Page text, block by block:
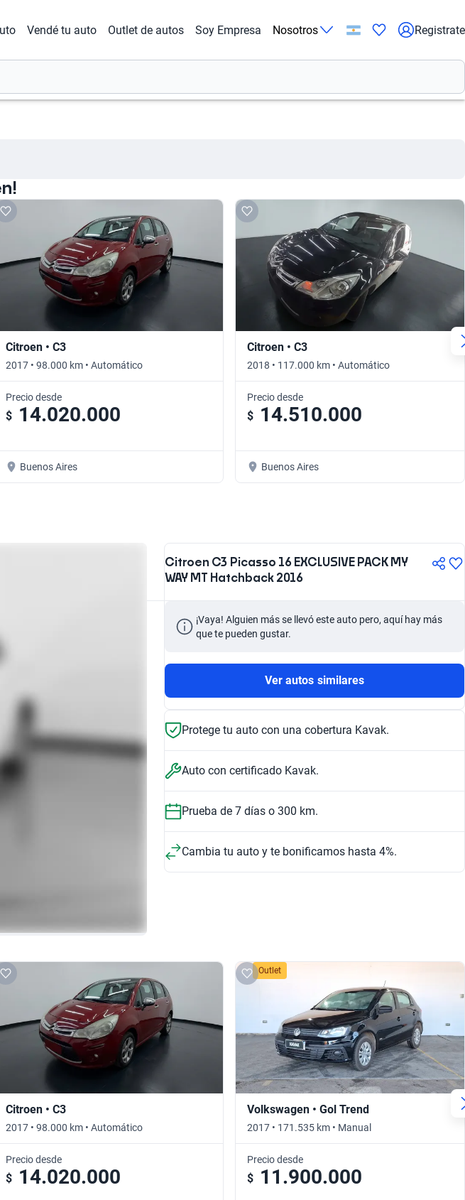
Vendé tu auto Outlet de autos Soy Empresa Nosotros Registrate
Citroen • C3
2017 • 98.000 km • Automático
Precio desde
$ 14.020.000
Buenos Aires
Citroen • C3
2018 • 117.000 km • Automático
Precio desde
$ 14.510.000
Buenos Aires
Citroen C3 Picasso 16 EXCLUSIVE PACK MY
WAY MT Hatchback 2016
¡Vaya! Alguien más se llevó este auto pero, aquí hay más
que te pueden gustar.
Ver autos similares
Protege tu auto con una cobertura Kavak.
Auto con certificado Kavak.
Prueba de 7 días o 300 km.
Cambia tu auto y te bonificamos hasta 4%.
Citroen • C3
2017 • 98.000 km • Automático
Precio desde
$ 14.020.000
Outlet
Volkswagen • Gol Trend
2017 • 171.535 km • Manual
Precio desde
$ 11.900.000